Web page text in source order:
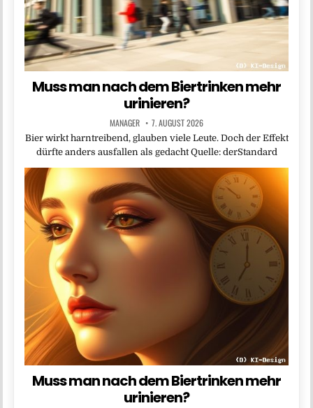
Muss man nach dem Biertrinken mehr
urinieren?
MANAGER 7. AUGUST 2026
Bier wirkt harntreibend, glauben viele Leute. Doch der Effekt
dürfte anders ausfallen als gedacht Quelle: derStandard
Muss man nach dem Biertrinken mehr
urinieren?